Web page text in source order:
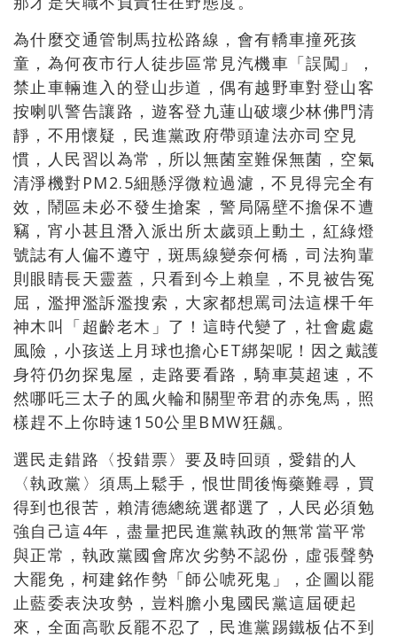
為什麼交通管制馬拉松路線，會有轎車撞死孩
童，為何夜市行人徒步區常見汽機車「誤闖」，
禁止車輛進入的登山步道，偶有越野車對登山客
按喇叭警告讓路，遊客登九蓮山破壞少林佛門清
靜，不用懷疑，民進黨政府帶頭違法亦司空見
慣，人民習以為常，所以無菌室難保無菌，空氣
清淨機對PM2.5細懸浮微粒過濾，不見得完全有
效，鬧區未必不發生搶案，警局隔壁不擔保不遭
竊，宵小甚且潛入派出所太歲頭上動土，紅綠燈
號誌有人偏不遵守，斑馬線變奈何橋，司法狗輩
則眼睛長天靈蓋，只看到今上賴皇，不見被告冤
屈，濫押濫訴濫搜索，大家都想罵司法這棵千年
神木叫「超齡老木」了！這時代變了，社會處處
風險，小孩送上月球也擔心ET綁架呢！因之戴護
身符仍勿探鬼屋，走路要看路，騎車莫超速，不
然哪吒三太子的風火輪和關聖帝君的赤兔馬，照
樣趕不上你時速150公里BMW狂飆。
選民走錯路〈投錯票〉要及時回頭，愛錯的人
〈執政黨〉須馬上鬆手，恨世間後悔藥難尋，買
得到也很苦，賴清德總統選都選了，人民必須勉
強自己這4年，盡量把民進黨執政的無常當平常
與正常，執政黨國會席次劣勢不認份，虛張聲勢
大罷免，柯建銘作勢「師公唬死鬼」，企圖以罷
止藍委表決攻勢，豈料膽小鬼國民黨這屆硬起
來，全面高歌反罷不忍了，民進黨踢鐵板佔不到